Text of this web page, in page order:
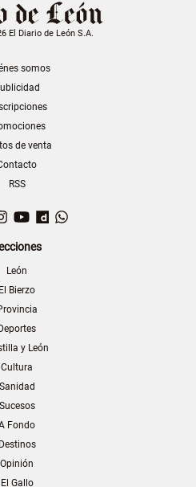
El Diario de León S.A.
somos
de venta
RSS
Instagram
YouTubeDailymotion
León
El Bierzo
y León
Cultura
Sanidad
Sucesos
Fondo
Destinos
Opinión
El Gallo